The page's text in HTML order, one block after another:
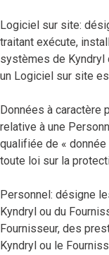
Logiciel sur site:
traitant exécute,
systèmes de Kyndryl
un Logiciel sur site
Données à caractère
relative à une
qualifiée de «
toute loi sur la
Personnel: désigne
Kyndryl ou du
Fournisseur, des
Kyndryl ou le